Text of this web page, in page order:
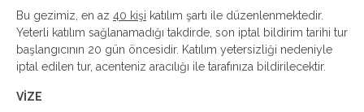
Bu gezimiz, en az 40 kişi katılım şartı ile düzenlenmektedir.
Yeterli katılım sağlanamadığı takdirde, son iptal bildirim tarihi tur
başlangıcının 20 gün öncesidir. Katılım yetersizliği nedeniyle
iptal edilen tur, acenteniz aracılığı ile tarafınıza bildirilecektir.
VİZE